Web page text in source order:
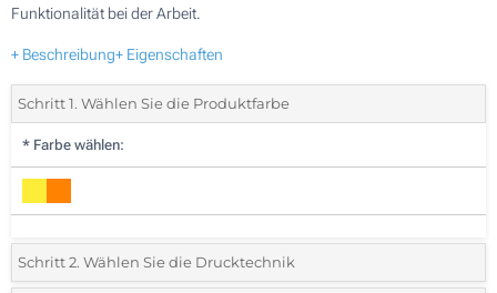
Funktionalität bei der Arbeit.
+ Beschreibung+ Eigenschaften
Schritt 1. Wählen Sie die Produktfarbe
* Farbe wählen:
Schritt 2. Wählen Sie die Drucktechnik